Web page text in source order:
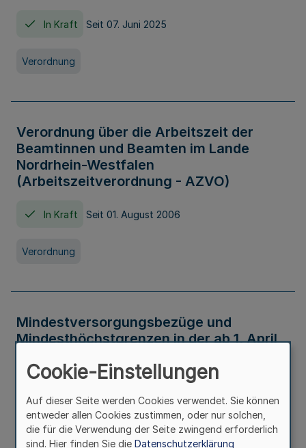
In Kraft Seit 07. Juni 2025
Verordnung
Verordnung über die Arbeitszeit der
Beamtinnen und Beamten im Lande
Nordrhein-Westfalen
(Arbeitszeitverordnung - AZVO)
In Kraft Seit 01. August 2006
Verordnung
Mindestversorgungsbezüge und
Mindesthöchstgrenzen in der ab 1. April
Verwaltungsvorschrift
Cookie-Einstellungen
Auf dieser Seite werden Cookies verwendet. Sie können
entweder allen Cookies zustimmen, oder nur solchen,
die für die Verwendung der Seite zwingend erforderlich
sind. Hier finden Sie die Datenschutzerklärung